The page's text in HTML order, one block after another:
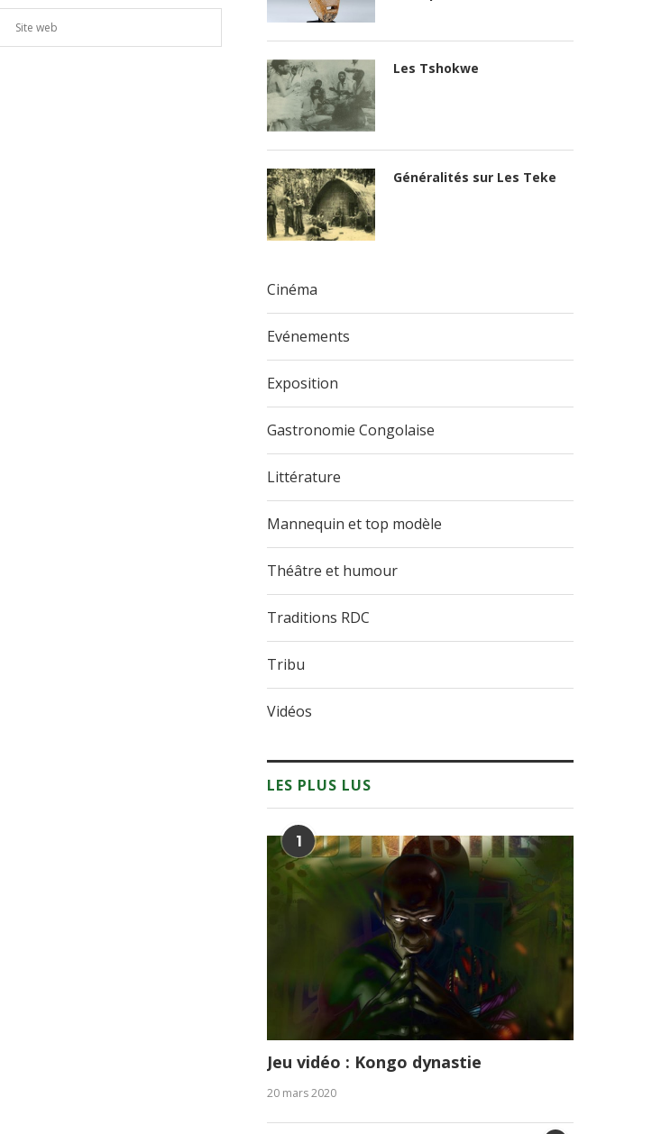
Les Tshokwe
Généralités sur Les Teke
Cinéma
Evénements
Exposition
Gastronomie Congolaise
Littérature
Mannequin et top modèle
Théâtre et humour
Traditions RDC
Tribu
Vidéos
LES PLUS LUS
1
Jeu vidéo : Kongo dynastie
20 mars 2020